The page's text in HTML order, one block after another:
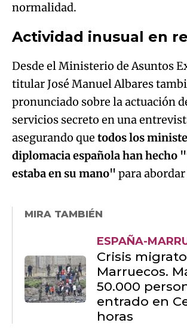
normalidad.
Actividad inusual en
Desde el Ministerio de Asuntos
titular José Manuel Albares
pronunciado sobre la actuación
servicios secreto en una
asegurando que todos los
diplomacia española han hecho
estaba en su mano" para
MIRA TAMBIÉN
ESPAÑA-
Crisis
Marruecos.
50.000
entrado en
horas